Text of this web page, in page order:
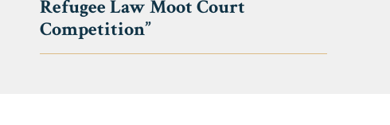
Refugee Law Moot Court
Competition”